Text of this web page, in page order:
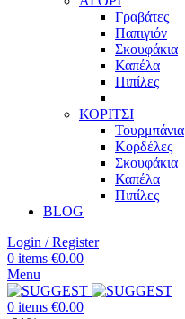
Γραβάτες
Παπιγιόν
Σκουφάκια
Καπέλα
Πιπίλες
ΚΟΡΙΤΣΙ
Τουρμπάνια
Κορδέλες
Σκουφάκια
Καπέλα
Πιπίλες
BLOG
Login / Register
0 items €0.00
Menu
0 items €0.00